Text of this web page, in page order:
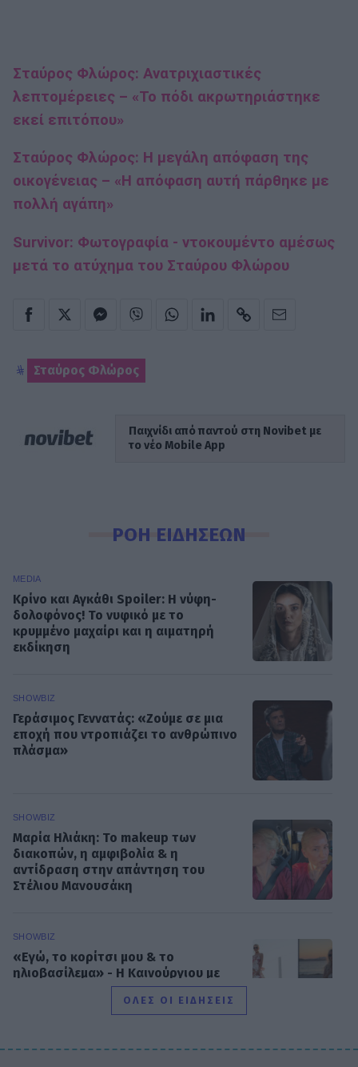
Σταύρος Φλώρος: Ανατριχιαστικές
λεπτομέρειες – «Το πόδι ακρωτηριάστηκε
εκεί επιτόπου»
Σταύρος Φλώρος: Η μεγάλη απόφαση της
οικογένειας – «Η απόφαση αυτή πάρθηκε με
πολλή αγάπη»
Survivor: Φωτογραφία - ντοκουμέντο αμέσως
μετά το ατύχημα του Σταύρου Φλώρου
Σταύρος Φλώρος
Παιχνίδι από παντού στη Novibet με
το νέο Mobile App
ΡΟΗ ΕΙΔΗΣΕΩΝ
MEDIA
Κρίνο και Αγκάθι Spoiler: Η νύφη-
δολοφόνος! Το νυφικό με το
κρυμμένο μαχαίρι και η αιματηρή
εκδίκηση
SHOWBIZ
Γεράσιμος Γεννατάς: «Ζούμε σε μια
εποχή που ντροπιάζει το ανθρώπινο
πλάσμα»
SHOWBIZ
Μαρία Ηλιάκη: Το makeup των
διακοπών, η αμφιβολία & η
αντίδραση στην απάντηση του
Στέλιου Μανουσάκη
SHOWBIZ
«Εγώ, το κορίτσι μου & το
ηλιοβασίλεμα» - Η Καινούργιου με
σικ λευκό φόρεμα αγκαλιά με την
ΟΛΕΣ ΟΙ ΕΙΔΗΣΕΙΣ